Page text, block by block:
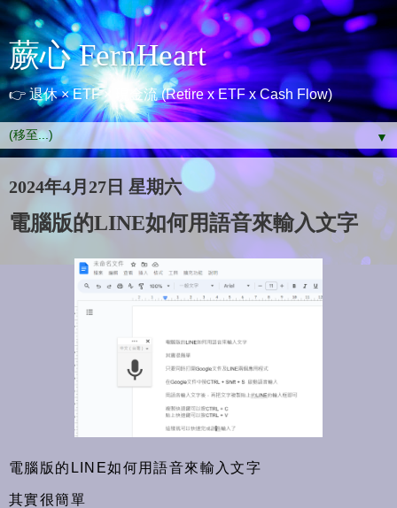
蕨心 FernHeart
👉 退休 × ETF × 現金流 (Retire x ETF x Cash Flow)
▼
2024年4月27日 星期六
電腦版的LINE如何用語音來輸入文字
電腦版的LINE如何用語音來輸入文字
其實很簡單